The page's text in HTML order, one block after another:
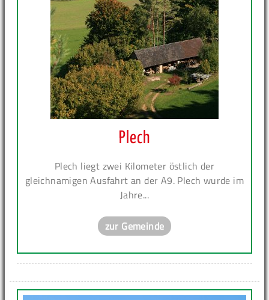
Plech
Plech liegt zwei Kilometer östlich der
gleichnamigen Ausfahrt an der A9. Plech wurde im
Jahre...
zur Gemeinde